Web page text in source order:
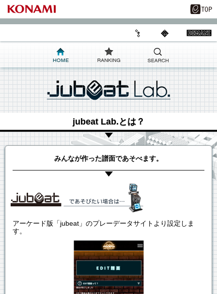
jubeat Lab.とは？
みんなが作った譜面であそべます。
アーケード版「jubeat」のプレーデータサイトより設定しま
す。